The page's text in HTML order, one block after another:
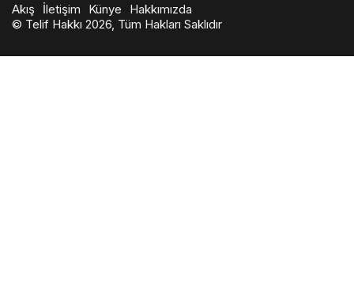
Akış İletişim Künye
Hakkımızda
© Telif Hakkı 2026, Tüm Hakları Saklıdır